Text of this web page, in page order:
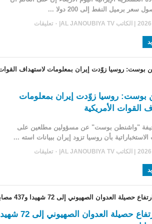
سعر برميل النفط إلى 200 دولا ...
| الكاتب AL JANOUBIYA TV
|
بوست: روسيا زوّدت إيران بمعلومات
القوات الأمريكية
"واشنطن بوست" عن مسؤولين مطلعين على
الاستخباراتية بأن روسيا تزود إيران ببيانات استه ...
| الكاتب AL JANOUBIYA TV
|
لبنان: ارتفاع حصيلة العدوان الصهيوني إلى 72 شهيدا